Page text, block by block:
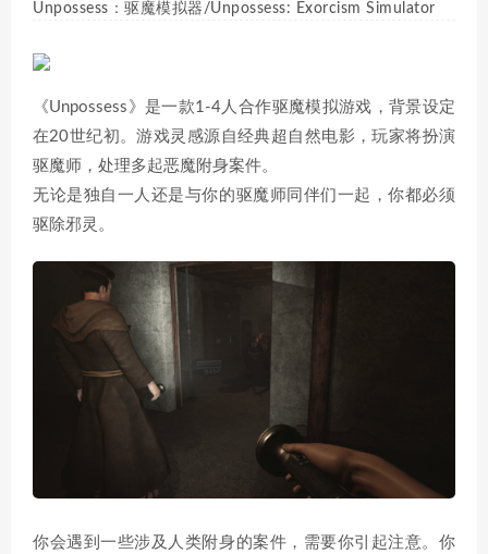
Unpossess：驱魔模拟器/Unpossess: Exorcism Simulator
《Unpossess》是一款1-4人合作驱魔模拟游戏，背景设定
在20世纪初。游戏灵感源自经典超自然电影，玩家将扮演
驱魔师，处理多起恶魔附身案件。
无论是独自一人还是与你的驱魔师同伴们一起，你都必须
驱除邪灵。
你会遇到一些涉及人类附身的案件，需要你引起注意。你